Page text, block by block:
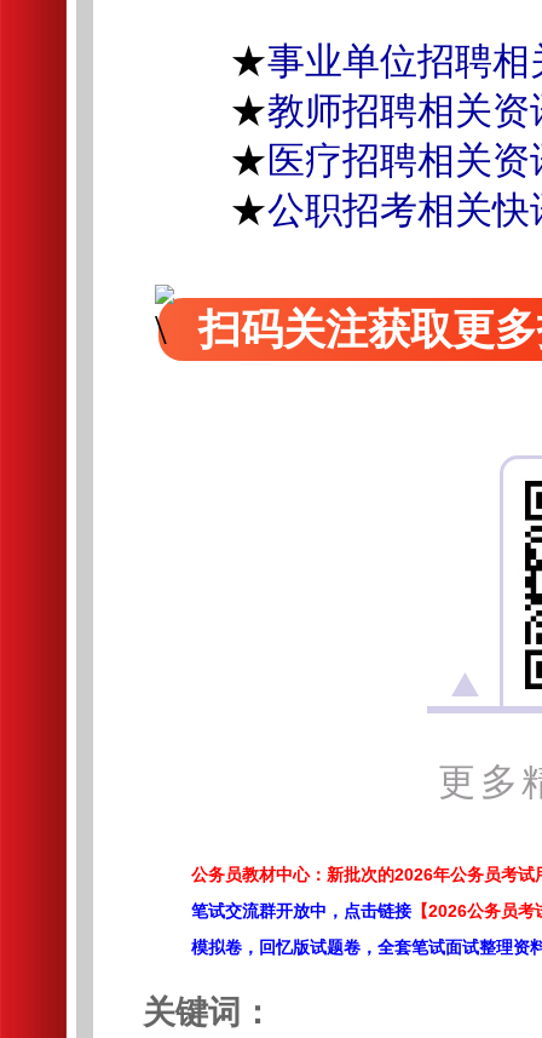
★事业单位招聘相
★教师招聘相关资
★医疗招聘相关资
★公职招考相关快
扫码关注获取更
更多
公务员教材中心：新批次的2026年公务员考试
笔试交流群开放中，点击链接 【2026公务员
模拟卷，回忆版试题卷，全套笔试面试整理资
关键词：